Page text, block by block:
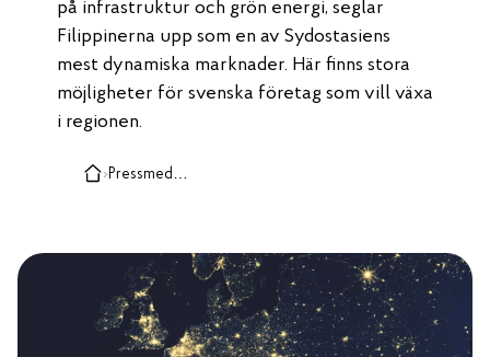
på infrastruktur och grön energi, seglar
Filippinerna upp som en av Sydostasiens
mest dynamiska marknader. Här finns stora
möjligheter för svenska företag som vill växa
i regionen.
› Pressmeddelanden, case och insikter